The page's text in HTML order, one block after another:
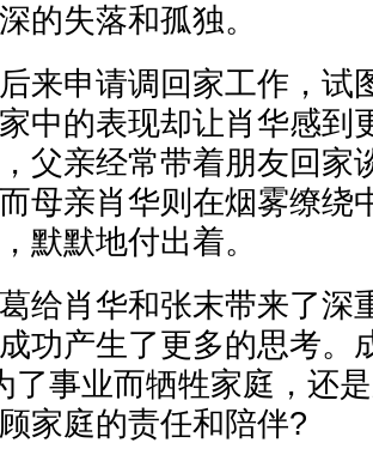
的失落和孤独。
来申请调回家工作，试
中的表现却让肖华感到
父亲经常带着朋友回家
母亲肖华则在烟雾缭绕
默默地付出着。
给肖华和张末带来了深
功产生了更多的思考。
了事业而牺牲家庭，还
家庭的责任和陪伴?